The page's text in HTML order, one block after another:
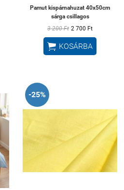
Pamut kispárnahuzat 40x50cm
sárga csillagos
3 200 Ft 2 700 Ft
 KOSÁRBA
-25%